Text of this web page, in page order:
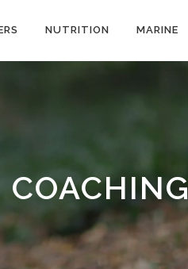
NUTRITION MARINE